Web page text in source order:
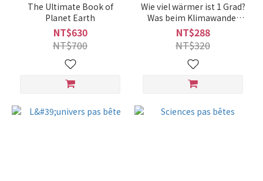
The Ultimate Book of
Planet Earth
NT$630
NT$700
Wie viel wärmer ist 1 Grad?
Was beim Klimawandel
passiert
NT$288
NT$320